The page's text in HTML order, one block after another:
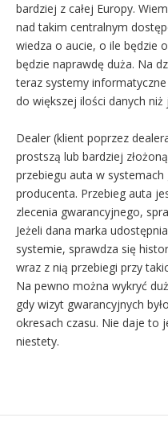
bardziej z całej Europy.
nad takim centralnym
wiedza o aucie, o ile będzie
będzie naprawdę duża. Na
teraz systemy
do większej ilości danych
Dealer (klient poprzez
prostszą lub bardziej
przebiegu auta w
producenta. Przebieg auta
zlecenia gwarancyjnego,
Jeżeli dana marka
systemie, sprawdza się
wraz z nią przebiegi przy
Na pewno można wykryć
gdy wizyt gwarancyjnych
okresach czasu. Nie daje to
niestety.